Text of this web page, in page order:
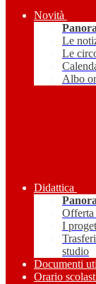
Novità
Le
Le
Albo
Didattica
Offerta
I
studio
Documenti
Orario